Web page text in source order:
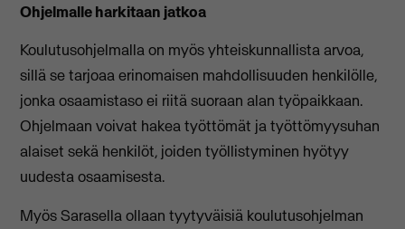
Ohjelmalle harkitaan jatkoa
Koulutusohjelmalla on myös yhteiskunnallista arvoa,
sillä se tarjoaa erinomaisen mahdollisuuden henkilölle,
jonka osaamistaso ei riitä suoraan alan työpaikkaan.
Ohjelmaan voivat hakea työttömät ja työttömyysuhan
alaiset sekä henkilöt, joiden työllistyminen hyötyy
uudesta osaamisesta.
Myös Sarasella ollaan tyytyväisiä koulutusohjelman